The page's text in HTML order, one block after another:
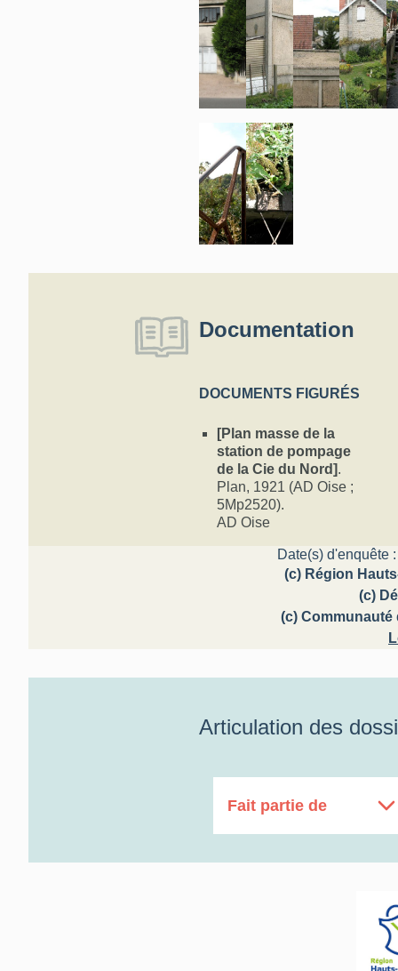
Documentation
DOCUMENTS FIGURÉS
[Plan masse de la
station de pompage
de la Cie du Nord].
Plan, 1921 (AD Oise ;
5Mp2520).
AD Oise
Date(s) d'enquête
(c) Région
(c)
(c)
Articulation des
Fait partie de